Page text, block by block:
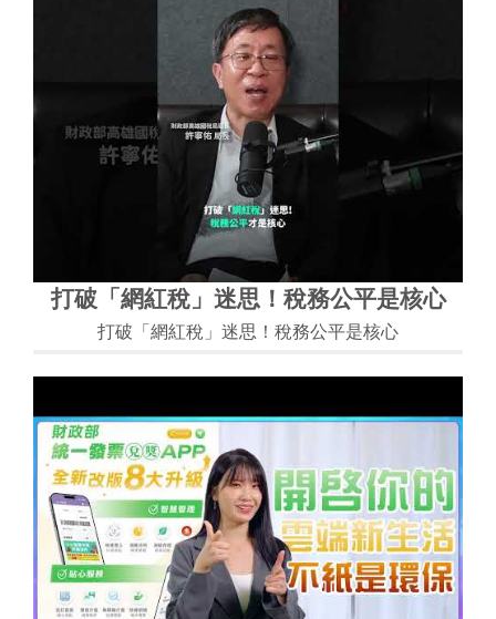
打破「網紅稅」迷思！稅務公平是核心
打破「網紅稅」迷思！稅務公平是核心